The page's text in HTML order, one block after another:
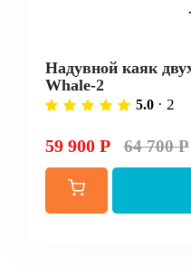
Надувной каяк
Whale-2
5.0 · 2
59 900 Р 64 700 Р